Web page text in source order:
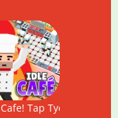
Money Idle Game
Tap Tycoon